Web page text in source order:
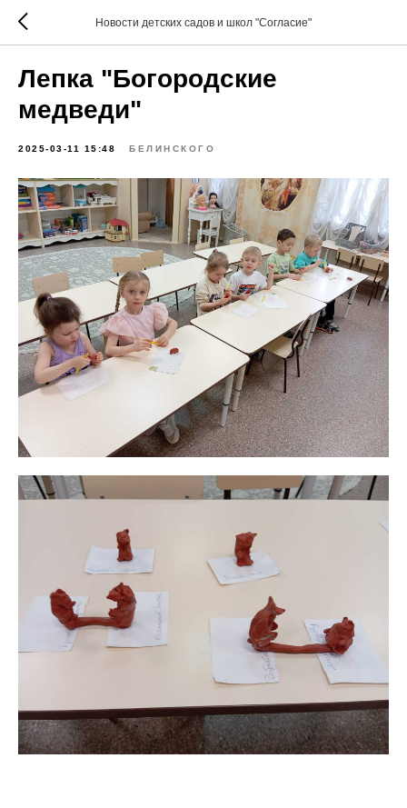
Новости детских садов и школ "Согласие"
Лепка "Богородские
медведи"
2025-03-11 15:48 БЕЛИНСКОГО